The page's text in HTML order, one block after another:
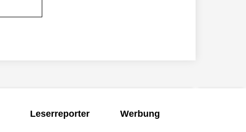
Leserreporter
Werbung